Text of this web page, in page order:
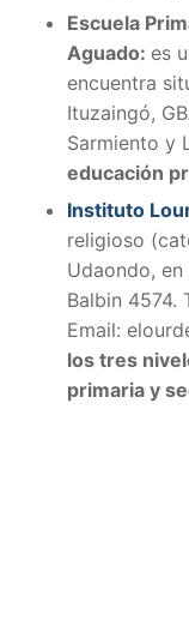
Escuela
Aguado: es
encuentra
Ituzaingó,
Sarmiento y
educación
Instituto
religioso
Udaondo,
Balbin 4574.
Email:
los tres
primaria y